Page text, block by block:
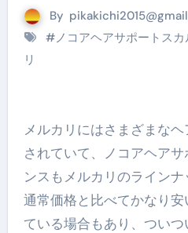
By
#ノコアヘアサポートス
リ
メルカリにはさまざまなヘアケアアイテムが出品
されていて、ノコアヘア
ンスもメルカリのラインナ
通常価格と比べてかなり
ている場合もあり、つい